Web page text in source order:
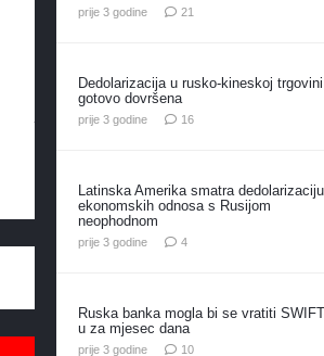
prije 3 godine 21
Dedolarizacija u rusko-kineskoj trgovini
gotovo dovršena
prije 3 godine 16komentara
Latinska Amerika smatra dedolarizaciju
ekonomskih odnosa s Rusijom
neophodnom
prije 3 godine 4komentara
Ruska banka mogla bi se vratiti
u za mjesec dana
prije 3 godine 10komentara